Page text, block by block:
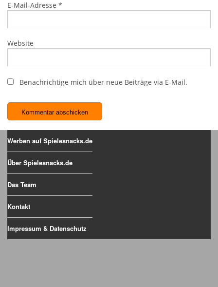
E-Mail-Adresse *
Website
Benachrichtige mich über neue Beiträge via E-Mail.
Werben auf Spielesnacks.de
Über Spielesnacks.de
Das Team
Kontakt
Impressum & Datenschutz